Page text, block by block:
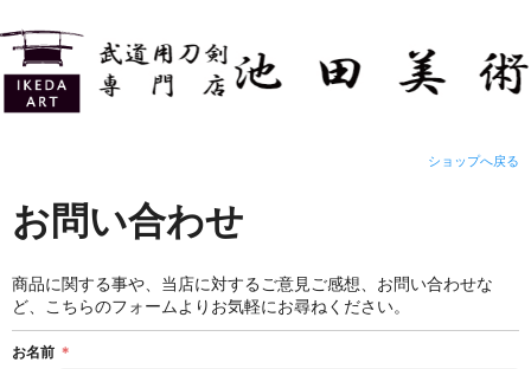
ショップへ戻る
お問い合わせ
商品に関する事や、当店に対するご意見ご感想、お問い合わせな
ど、こちらのフォームよりお気軽にお尋ねください。
お名前 ＊